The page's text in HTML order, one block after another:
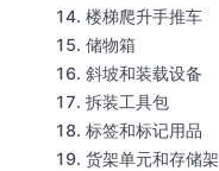
楼梯爬升手推车
储物箱
斜坡和装载设备
拆装工具包
标签和标记用品
货架单元和存储架